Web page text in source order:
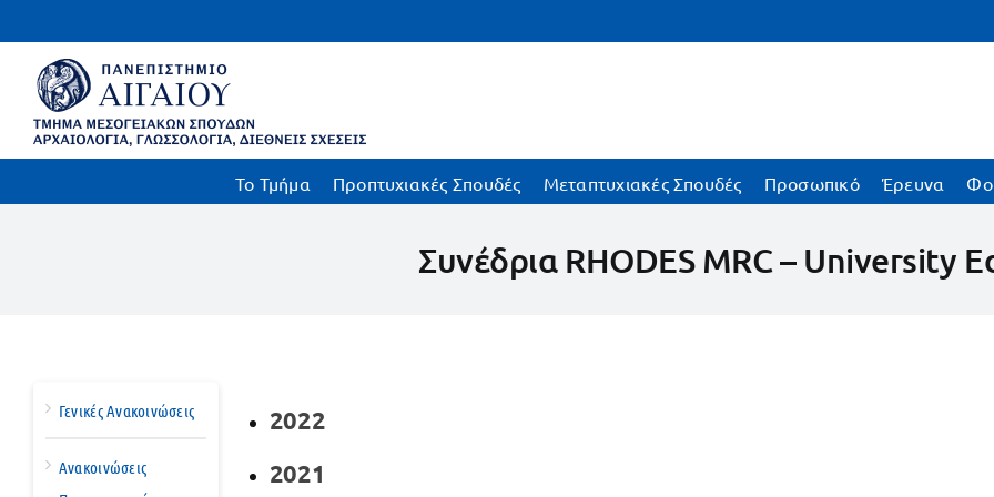
στο
περιεχόμενο
To Τμήμα Προπτυχιακές Σπουδές Μεταπτυχιακές Σπουδές Προσωπικό Έρευνα
Συνέδρια RHODES MRC – University
2022
2021
Γενικές Ανακοινώσεις
Ανακοινώσεις